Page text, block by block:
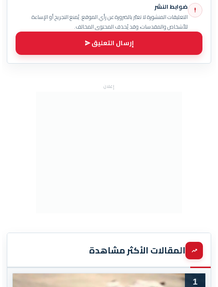
! ضوابط النشر
التعليقات المنشورة لا تعبّر بالضرورة عن رأي الموقع. يُمنع التجريح أو الإساءة
للأشخاص والمقدسات، وقد يُحذف المحتوى المخالف.
إرسال التعليق
إعلان
المقالات الأكثر مشاهدة
1